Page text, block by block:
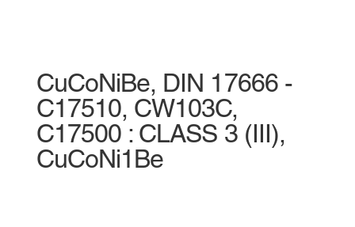
CuCoNiBe, DIN 17666 -
C17510, CW103C,
C17500 : CLASS 3 (III),
CuCoNi1Be